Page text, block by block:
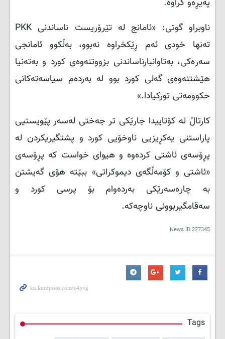
پەیڕەو کراوە.
ناوبراو گوتی: «ئامانج لە تێرۆریست ناساندنی PKK
تەنها خودی ئەم ڕێکخراوە نەبوو، بەڵکوو ئامانجی
سەرەکی، بەتاوانبارناساندنی بزووتنەوەی کورد و بەتەنیا
هێشتنەوەی گەلی کورد بوو لە بەردەم سیاسەتەکانی
حکوومەتی تورکیادا.»
کارتاڵ لە کۆتاییدا جارێکی تر جەختی لەسەر پێویستیی
پاراستنی یەکڕیزیی ناوخۆیی کورد و پشتگیریکردن لە
پڕۆسەی ئاشتی کردەوە و هیوای خواست کە پڕۆسەی
«ئاشتی و کۆمەڵگەی دیموکراتی» ببێتە هۆی گەیشتن
بە چارەسەرێکی بەردەوام بۆ پرسی کورد و
سەقامگیربوونی ناوچەکە.
News ID227345
Tags